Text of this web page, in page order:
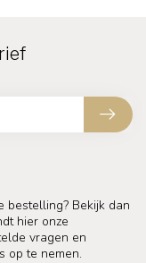
bestelling? Bekijk dan
hier onze
vragen en
op te nemen.